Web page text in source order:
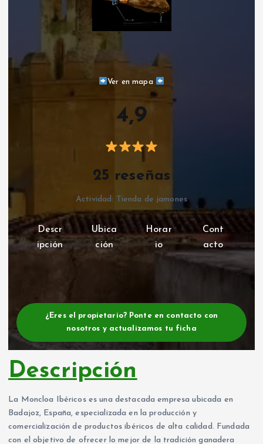
Ver en mapa
4,9
25 reseñas
Actividad: Tienda de jamones
Descr
ipción
Ubica
ción
Horar
io
Cont
acto
¿Eres el propietario? Ponte en contacto con
nosotros y actualizamos tu ficha
Descripción
La Moncloa Ibéricos es una destacada empresa ubicada en
Badajoz, España, especializada en la producción y
comercialización de productos ibéricos de alta calidad. Fundada
con el objetivo de ofrecer lo mejor de la tradición ganadera